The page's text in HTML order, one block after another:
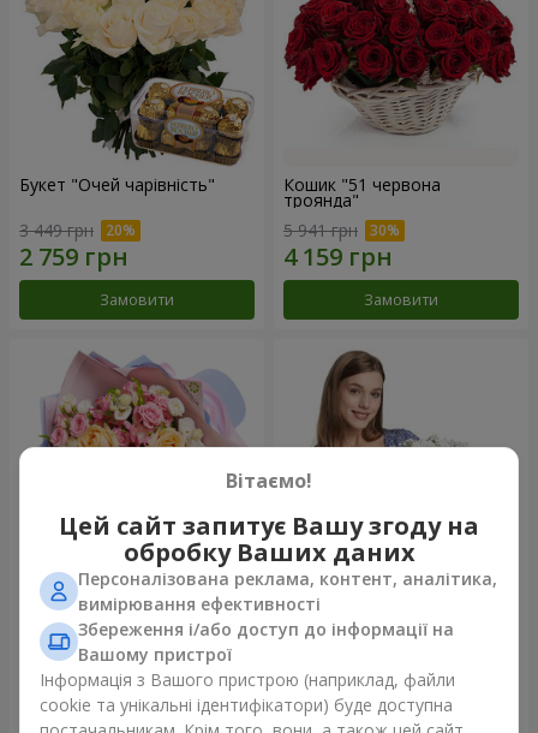
Букет "Очей чарівність"
3 449 грн
Замовити
Кошик "51 червона
троянда"
5 941 грн
Замовити
Букет "Казка мого життя"
2 332 грн
Замовити
Кошик "Янголятко"
Замовити
Вітаємо!
Цей сайт запитує Вашу згоду на
обробку Ваших даних
Персоналізована реклама, контент, аналітика,
вимірювання ефективності
Збереження і/або доступ до інформації на
Вашому пристрої
Інформація з Вашого пристрою (наприклад, файли
cookie та унікальні ідентифікатори) буде доступна